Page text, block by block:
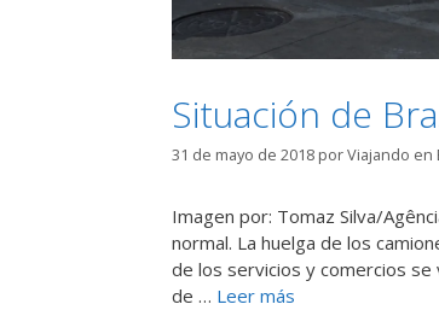
Situación de
31 de mayo de 2018 porViajando en
Imagen por: Tomaz Silva/
normal. La huelga de los
de los servicios y comercios se
de … Leer más